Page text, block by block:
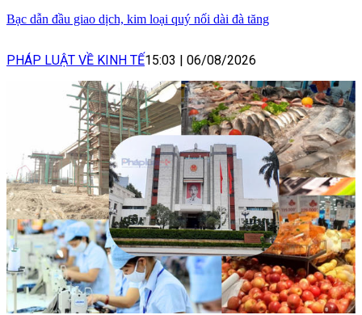
Bạc dẫn đầu giao dịch, kim loại quý nối dài đà tăng
PHÁP LUẬT VỀ KINH TẾ15:03 06/08/2026